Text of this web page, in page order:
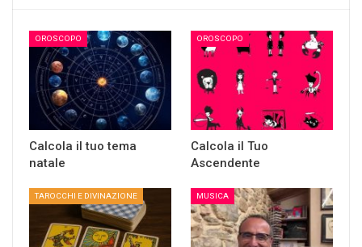
OROSCOPO
Calcola il tuo tema
natale
OROSCOPO
Calcola il Tuo
Ascendente
TAROCCHI E DIVINAZIONE MUSICA